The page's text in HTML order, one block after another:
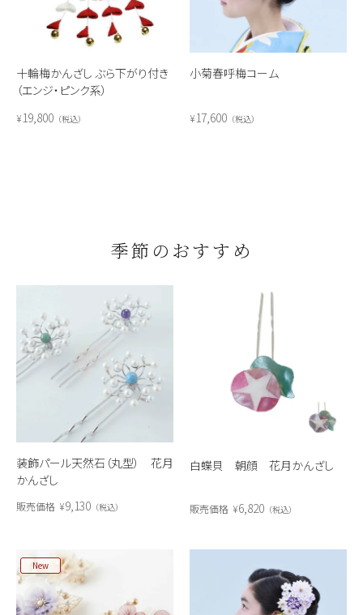
十輪梅かんざし ぶら下がり付き
（エンジ・ピンク系）
¥19,800 税込
小菊春呼梅コーム
¥17,600 税込
季節のおすすめ
装飾パール天然石（丸型） 花月
かんざし
販売価格 ¥9,130 税込
白蝶貝 朝顔 花月かんざし
販売価格 ¥6,820 税込
New